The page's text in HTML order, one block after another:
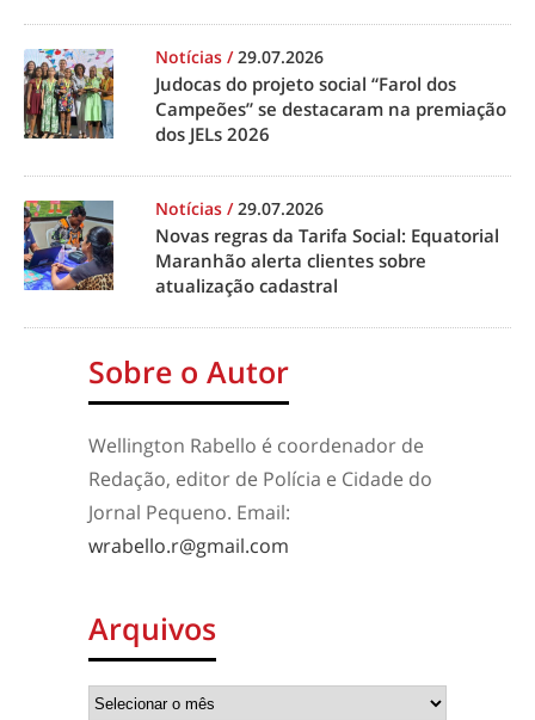
Notícias /29.07.2026
Judocas do projeto social “Farol dos
Campeões” se destacaram na premiação
dos JELs 2026
Notícias /29.07.2026
Novas regras da Tarifa Social: Equatorial
Maranhão alerta clientes sobre
atualização cadastral
Sobre o Autor
Wellington Rabello é coordenador de
Redação, editor de Polícia e Cidade do
Jornal Pequeno. Email:
wrabello.r@gmail.com
Arquivos